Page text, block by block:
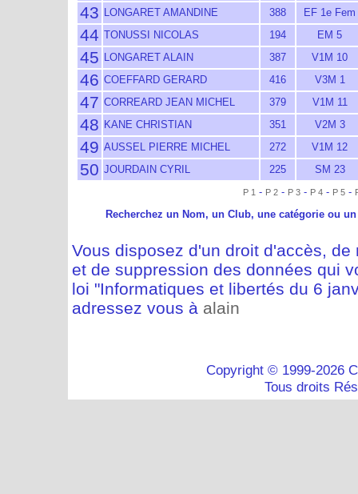
43 LONGARET AMANDINE 388 EF 1e Fem
44 TONUSSI NICOLAS 194 EM 5
45 LONGARET ALAIN 387 V1M 10
46 COEFFARD GERARD 416 V3M 1
47 CORREARD JEAN MICHEL 379 V1M 11
48 KANE CHRISTIAN 351 V2M 3
49 AUSSEL PIERRE MICHEL 272 V1M 12
50 JOURDAIN CYRIL 225 SM 23
P 1 - P 2 - P 3 - P 4 - P 5 -
Recherchez un Nom, un Club, une catégorie ou
Vous disposez d'un droit d'accès,
et de suppression des données qui
loi "Informatiques et libertés du 6
adressez vous à alain
Copyright © 1999-2026
Tous droits